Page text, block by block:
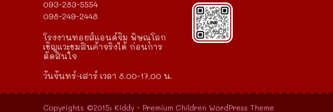
093-283-5554
098-249-2448
โรงงานทอยส์แอนด์จิม พิษณุโลก
เชิญแวะชมสินค้าจริงได้ ก่อนการ
ตัดสินใจ
วันจันทร์-เสาร์ เวลา 8.00-17.00 น.
Copyrights ©2015: Kiddy - Premium Children WordPress Theme